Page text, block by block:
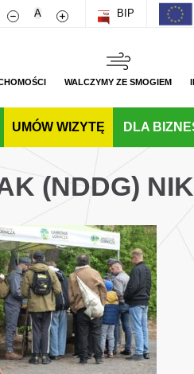
Zmniejsz rozmiar czcionki
A Zwiększ rozmiar czcionki
BIP
WALCZYMY ZE SMOGIEM
UMÓW WIZYTĘ DLA
(NDDG)